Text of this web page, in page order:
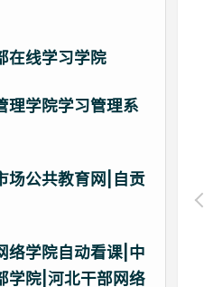
在线学习学院
理学院学习管理系
场公共教育网|自贡
络学院自动看课|中
学院|河北干部网络